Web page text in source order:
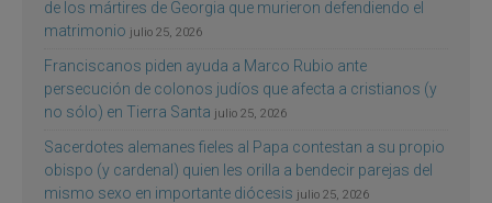
de los mártires de Georgia que murieron defendiendo el
matrimonio julio 25, 2026
Franciscanos piden ayuda a Marco Rubio ante
persecución de colonos judíos que afecta a cristianos (y
no sólo) en Tierra Santa julio 25, 2026
Sacerdotes alemanes fieles al Papa contestan a su propio
obispo (y cardenal) quien les orilla a bendecir parejas del
mismo sexo en importante diócesis julio 25, 2026